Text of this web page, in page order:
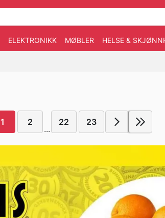
ELEKTRONIKK MØBLER HELSE &
1 2
...
22 23